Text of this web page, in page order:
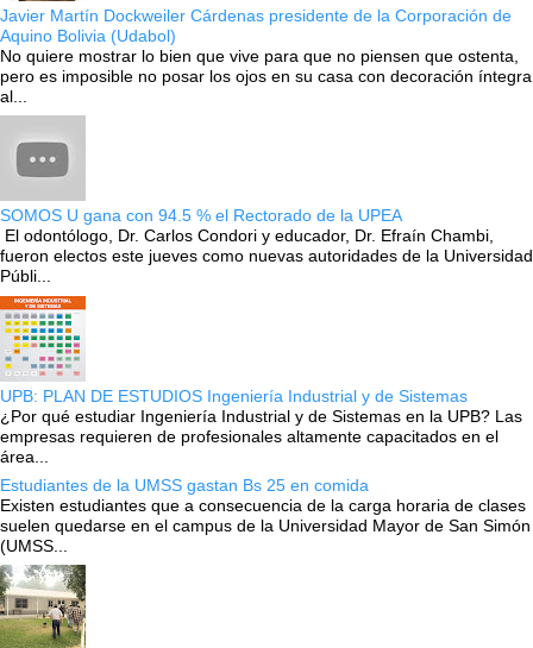
Javier Martín Dockweiler Cárdenas presidente de la Corporación de
Aquino Bolivia (Udabol)
No quiere mostrar lo bien que vive para que no piensen que ostenta,
pero es imposible no posar los ojos en su casa con decoración íntegra
al...
SOMOS U gana con 94.5 % el Rectorado de la UPEA
El odontólogo, Dr. Carlos Condori y educador, Dr. Efraín Chambi,
fueron electos este jueves como nuevas autoridades de la Universidad
Públi...
UPB: PLAN DE ESTUDIOS Ingeniería Industrial y de Sistemas
¿Por qué estudiar Ingeniería Industrial y de Sistemas en la UPB? Las
empresas requieren de profesionales altamente capacitados en el
área...
Estudiantes de la UMSS gastan Bs 25 en comida
Existen estudiantes que a consecuencia de la carga horaria de clases
suelen quedarse en el campus de la Universidad Mayor de San Simón
(UMSS...